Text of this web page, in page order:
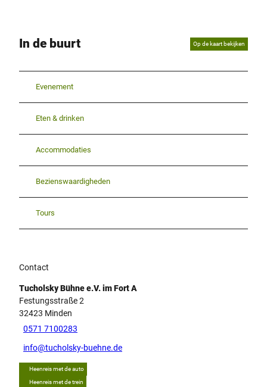
In de buurt Op de kaart bekijken
Evenement
Eten & drinken
Accommodaties
Bezienswaardigheden
Tours
Contact
Tucholsky Bühne e.V. im Fort A
Festungsstraße 2
32423 Minden
0571 7100283
info@tucholsky-buehne.de
Heenreis met de auto
Heenreis met de trein